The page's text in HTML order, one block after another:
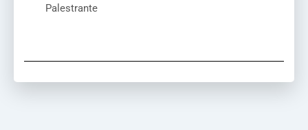
Palestrante